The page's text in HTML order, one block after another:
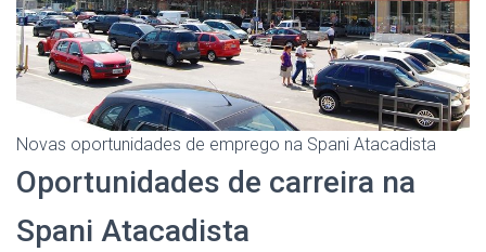
Novas oportunidades de emprego na Spani Atacadista
Oportunidades de carreira na
Spani Atacadista